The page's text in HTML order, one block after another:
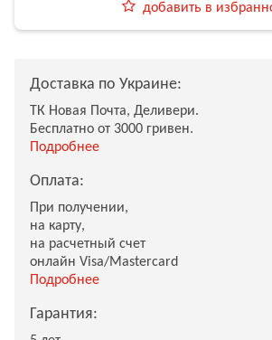
добавить в
Доставка по Украине:
ТК Новая Почта, Деливери.
Бесплатно от 3000 гривен.
Подробнее
Оплата:
При получении,
на карту,
на расчетный счет
онлайн Visa/Mastercard
Подробнее
Гарантия: